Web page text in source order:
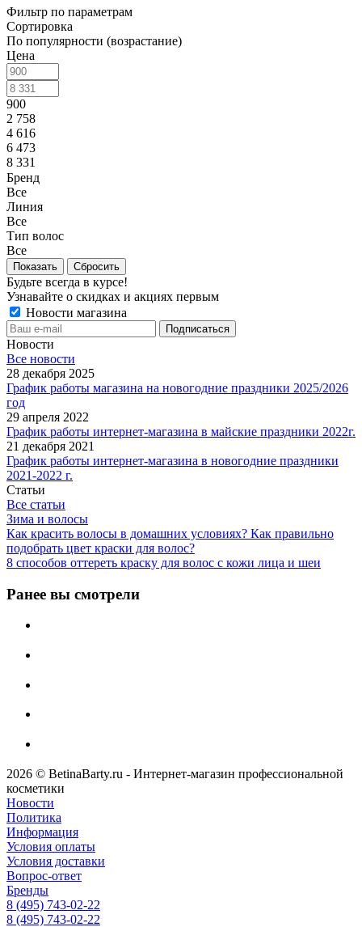
Фильтр по параметрам
Сортировка
По популярности (возрастание)
Цена
900
2 758
4 616
6 473
8 331
Бренд
Все
Линия
Все
Тип волос
Все
Сбросить
Будьте всегда в курсе!
Узнавайте о скидках и акциях первым
Новости магазина
Новости
Все новости
28 декабря 2025
График работы магазина на новогодние праздники 2025/2026
год
29 апреля 2022
График работы интернет-магазина в майские праздники 2022г.
21 декабря 2021
График работы интернет-магазина в новогодние праздники
2021-2022 г.
Статьи
Все статьи
Зима и волосы
Как красить волосы в домашних условиях? Как правильно
подобрать цвет краски для волос?
8 способов оттереть краску для волос с кожи лица и шеи
Ранее вы смотрели
2026 © BetinaBarty.ru - Интернет-магазин профессиональной
косметики
Новости
Политика
Информация
Условия оплаты
Условия доставки
Вопрос-ответ
Бренды
8 (495) 743-02-22
8 (495) 743-02-22